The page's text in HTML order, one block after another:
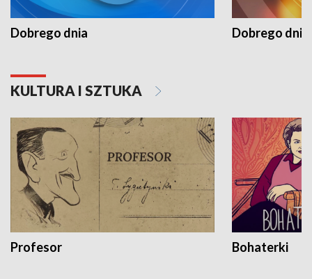
Dobrego dnia Dobrego dnia
KULTURA I SZTUKA
Profesor Bohaterki